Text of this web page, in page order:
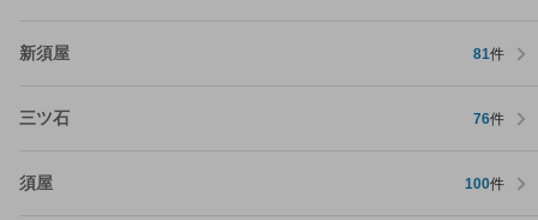
新須屋 81件
三ツ石 76件
須屋 100件